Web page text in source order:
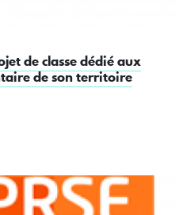
de classe dédié aux
de son territoire